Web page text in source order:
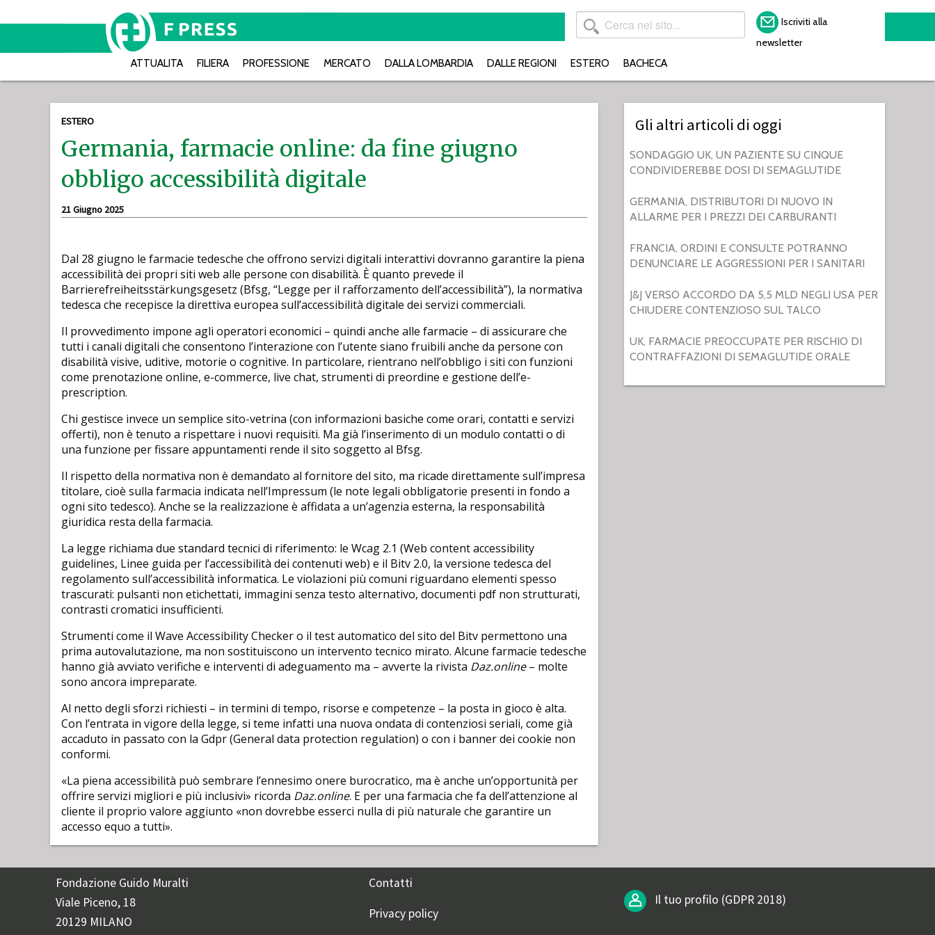
Iscriviti alla
newsletter
ATTUALITA FILIERA PROFESSIONE MERCATO DALLA LOMBARDIA DALLE REGIONI ESTERO BACHECA
ESTERO
Germania, farmacie online: da fine giugno
obbligo accessibilità digitale
21 Giugno 2025
Dal 28 giugno le farmacie tedesche che offrono servizi digitali interattivi dovranno garantire la piena
accessibilità dei propri siti web alle persone con disabilità. È quanto prevede il
Barrierefreiheitsstärkungsgesetz (Bfsg, “Legge per il rafforzamento dell’accessibilità”), la normativa
tedesca che recepisce la direttiva europea sull’accessibilità digitale dei servizi commerciali.
Il provvedimento impone agli operatori economici – quindi anche alle farmacie – di assicurare che
tutti i canali digitali che consentono l’interazione con l’utente siano fruibili anche da persone con
disabilità visive, uditive, motorie o cognitive. In particolare, rientrano nell’obbligo i siti con funzioni
come prenotazione online, e-commerce, live chat, strumenti di preordine e gestione dell’e-
prescription.
Chi gestisce invece un semplice sito-vetrina (con informazioni basiche come orari, contatti e servizi
offerti), non è tenuto a rispettare i nuovi requisiti. Ma già l’inserimento di un modulo contatti o di
una funzione per fissare appuntamenti rende il sito soggetto al Bfsg.
Il rispetto della normativa non è demandato al fornitore del sito, ma ricade direttamente sull’impresa
titolare, cioè sulla farmacia indicata nell’Impressum (le note legali obbligatorie presenti in fondo a
ogni sito tedesco). Anche se la realizzazione è affidata a un’agenzia esterna, la responsabilità
giuridica resta della farmacia.
La legge richiama due standard tecnici di riferimento: le Wcag 2.1 (Web content accessibility
guidelines, Linee guida per l’accessibilità dei contenuti web) e il Bitv 2.0, la versione tedesca del
regolamento sull’accessibilità informatica. Le violazioni più comuni riguardano elementi spesso
trascurati: pulsanti non etichettati, immagini senza testo alternativo, documenti pdf non strutturati,
contrasti cromatici insufficienti.
Strumenti come il Wave Accessibility Checker o il test automatico del sito del Bitv permettono una
prima autovalutazione, ma non sostituiscono un intervento tecnico mirato. Alcune farmacie tedesche
hanno già avviato verifiche e interventi di adeguamento ma – avverte la rivista Daz.online– molte
sono ancora impreparate.
Al netto degli sforzi richiesti – in termini di tempo, risorse e competenze – la posta in gioco è alta.
Con l’entrata in vigore della legge, si teme infatti una nuova ondata di contenziosi seriali, come già
accaduto in passato con la Gdpr (General data protection regulation) o con i banner dei cookie non
conformi.
«La piena accessibilità può sembrare l’ennesimo onere burocratico, ma è anche un’opportunità per
offrire servizi migliori e più inclusivi» ricorda Daz.online. E per una farmacia che fa dell’attenzione al
cliente il proprio valore aggiunto «non dovrebbe esserci nulla di più naturale che garantire un
accesso equo a tutti».
Gli altri articoli di oggi
SONDAGGIO UK, UN PAZIENTE SU CINQUE
CONDIVIDEREBBE DOSI DI SEMAGLUTIDE
GERMANIA, DISTRIBUTORI DI NUOVO IN
ALLARME PER I PREZZI DEI CARBURANTI
FRANCIA, ORDINI E CONSULTE POTRANNO
DENUNCIARE LE AGGRESSIONI PER I SANITARI
J&J VERSO ACCORDO DA 5,5 MLD NEGLI USA PER
CHIUDERE CONTENZIOSO SUL TALCO
UK, FARMACIE PREOCCUPATE PER RISCHIO DI
CONTRAFFAZIONI DI SEMAGLUTIDE ORALE
Fondazione Guido Muralti
Viale Piceno, 18
20129 MILANO
Contatti
Privacy policy
Il tuo profilo (GDPR 2018)